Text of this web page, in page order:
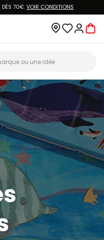
DÈS 70€.VOIR CONDITIONS